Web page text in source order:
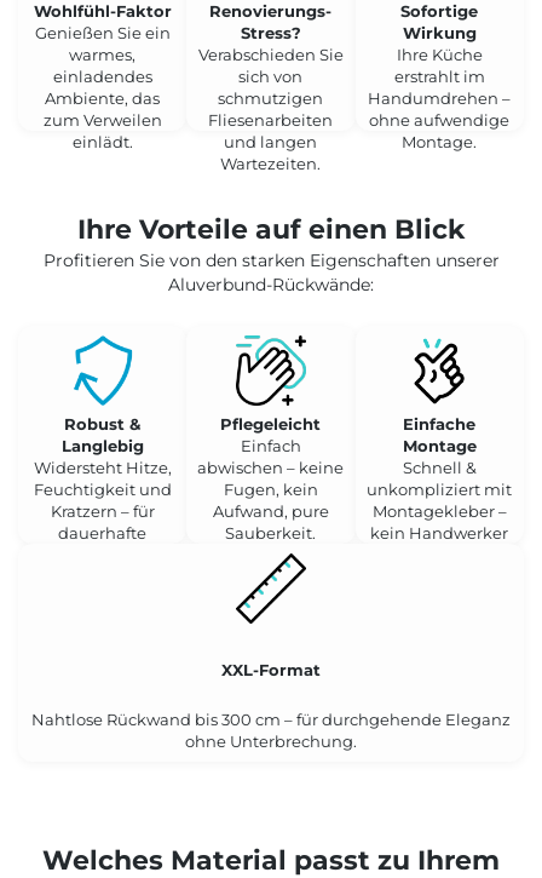
Wohlfühl-Faktor
Genießen Sie ein
warmes,
einladendes
Ambiente, das
zum Verweilen
einlädt.
Renovierungs-
Stress?
Verabschieden Sie
sich von
schmutzigen
Fliesenarbeiten
und langen
Wartezeiten.
Sofortige
Wirkung
Ihre Küche
erstrahlt im
Handumdrehen –
ohne aufwendige
Montage.
Ihre Vorteile auf einen Blick
Profitieren Sie von den starken Eigenschaften unserer
Aluverbund-Rückwände:
Robust &
Langlebig
Widersteht Hitze,
Feuchtigkeit und
Kratzern – für
dauerhafte
Pflegeleicht
Einfach
abwischen – keine
Fugen, kein
Aufwand, pure
Sauberkeit.
Einfache
Montage
Schnell &
unkompliziert mit
Montagekleber –
kein Handwerker
XXL-Format
Nahtlose Rückwand bis 300 cm – für durchgehende Eleganz
ohne Unterbrechung.
Welches Material passt zu Ihrem